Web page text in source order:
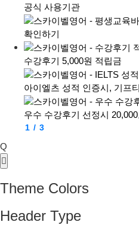
공식 사용기관
확인하기
수강후기 5,000원 적립금
아이엘츠 성적 인증시, 기프
우수 수강후기 선정시
1 / 3
Q
Theme Colors
Header Type